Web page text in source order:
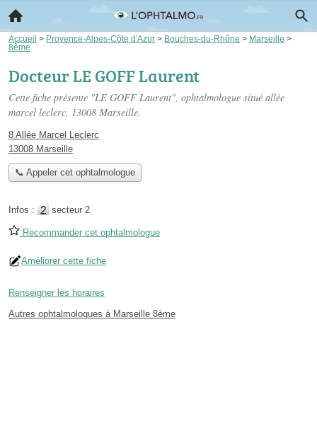
Accueil > Provence-Alpes-Côte d'Azur > Bouches-du-Rhône > Marseille >
8ème
Docteur LE GOFF Laurent
Cette fiche présente "LE GOFF Laurent", ophtalmologue situé allée
marcel leclerc, 13008 Marseille.
8 Allée Marcel Leclerc
13008 Marseille
📞 Appeler cet ophtalmologue
Infos : secteur 2
Recommander cet ophtalmologue
Améliorer cette fiche
Renseigner les horaires
Autres ophtalmologues à Marseille 8ème